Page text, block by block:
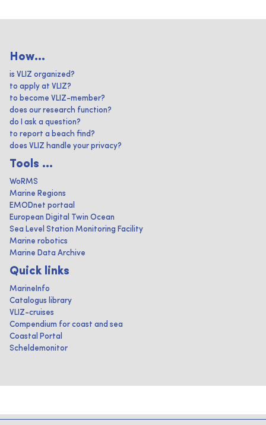
How...
is VLIZ organized?
to apply at VLIZ?
to become VLIZ-member?
does our research function?
do I ask a question?
to report a beach find?
does VLIZ handle your privacy?
Tools ...
WoRMS
Marine Regions
EMODnet portaal
European Digital Twin Ocean
Sea Level Station Monitoring Facility
Marine robotics
Marine Data Archive
Quick links
MarineInfo
Catalogus library
VLIZ-cruises
Compendium for coast and sea
Coastal Portal
Scheldemonitor